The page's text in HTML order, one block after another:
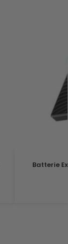
Batterie